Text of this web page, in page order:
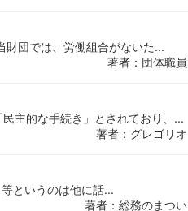
財団では、労働組合がないた...
著者：団体職員
主的な手続き」とされており、...
著者：グレゴリオ
というのは他に話...
著者：総務のまつい